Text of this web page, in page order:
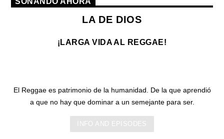
LA DE DIOS
¡LARGA VIDA AL REGGAE!
El Reggae es patrimonio de la humanidad. De la que aprendió
a que no hay que dominar a un semejante para ser.
INFO AND EPISODES